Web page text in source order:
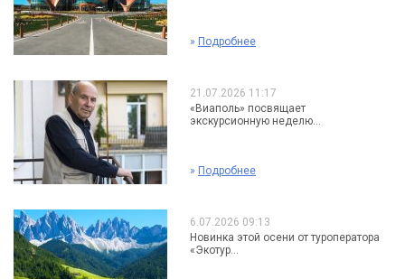
» Подробнее
21.07.2026 11:17
«Виаполь» посвящает
экскурсионную неделю...
» Подробнее
6.07.2026 09:13
Новинка этой осени от туроператора
«Экотур...